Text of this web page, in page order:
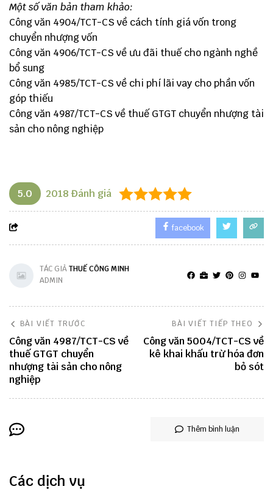
Một số văn bản tham khảo:
Công văn 4904/TCT-CS về cách tính giá vốn trong
chuyển nhượng vốn
Công văn 4906/TCT-CS về ưu đãi thuế cho ngành nghề
bổ sung
Công văn 4985/TCT-CS về chi phí lãi vay cho phần vốn
góp thiếu
Công văn 4987/TCT-CS về thuế GTGT chuyển nhượng tài
sản cho nông nghiệp
5.0 2018 Đánh giá
facebook
TÁC GIẢTHUẾ CÔNG MINH
ADMIN
BÀI VIẾT TRƯỚC
Công văn 4987/TCT-CS về
thuế GTGT chuyển
nhượng tài sản cho nông
nghiệp
BÀI VIẾT TIẾP THEO
Công văn 5004/TCT-CS về
kê khai khấu trừ hóa đơn
bỏ sót
Thêm bình luận
Các dịch vụ